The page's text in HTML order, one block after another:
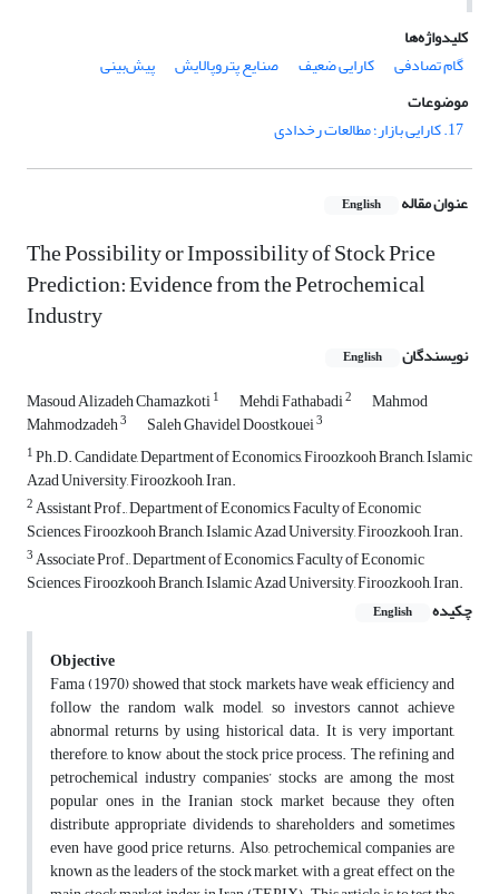
کلیدواژه‌ها
گام تصادفی
کارایی ضعیف صنایع پتروپالایش
پیش‌بینی
موضوعات
17. کارایی بازار؛ مطالعات رخدادی
عنوان مقاله English
The Possibility or Impossibility of Stock Price
Prediction: Evidence from the Petrochemical
Industry
نویسندگان English
Masoud Alizadeh Chamazkoti1 Mehdi Fathabadi2 Mahmod
Mahmodzadeh3 Saleh Ghavidel Doostkouei3
1Ph.D. Candidate, Department of Economics, Firoozkooh Branch, Islamic
Azad University, Firoozkooh, Iran.
2Assistant Prof., Department of Economics, Faculty of Economic
Sciences, Firoozkooh Branch, Islamic Azad University, Firoozkooh, Iran.
3Associate Prof., Department of Economics, Faculty of Economic
Sciences, Firoozkooh Branch, Islamic Azad University, Firoozkooh, Iran.
چکیده
English
Objective
Fama (1970) showed that stock markets have weak efficiency and
follow the random walk model, so investors cannot achieve
abnormal returns by using historical data. It is very important,
therefore, to know about the stock price process. The refining and
petrochemical industry companies’ stocks are among the most
popular ones in the Iranian stock market because they often
distribute appropriate dividends to shareholders and sometimes
even have good price returns. Also, petrochemical companies are
known as the leaders of the stock market, with a great effect on the